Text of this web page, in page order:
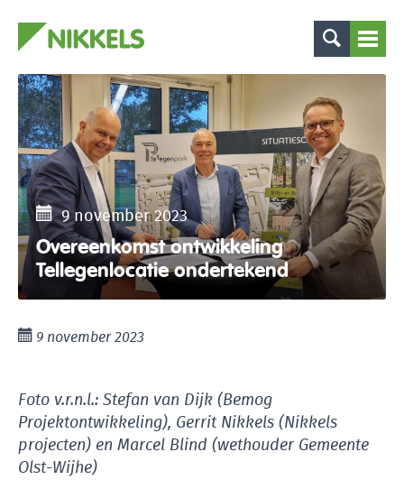
9 november 2023
Overeenkomst ontwikkeling
Tellegenlocatie ondertekend
9 november 2023
Foto v.r.n.l.: Stefan van Dijk (Bemog
Projektontwikkeling), Gerrit Nikkels (Nikkels
projecten) en Marcel Blind (wethouder Gemeente
Olst-Wijhe)